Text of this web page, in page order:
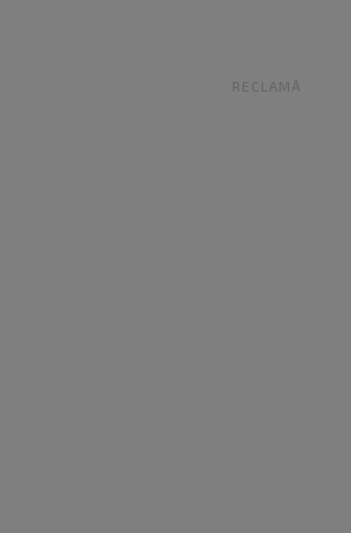
RECLAMĂ